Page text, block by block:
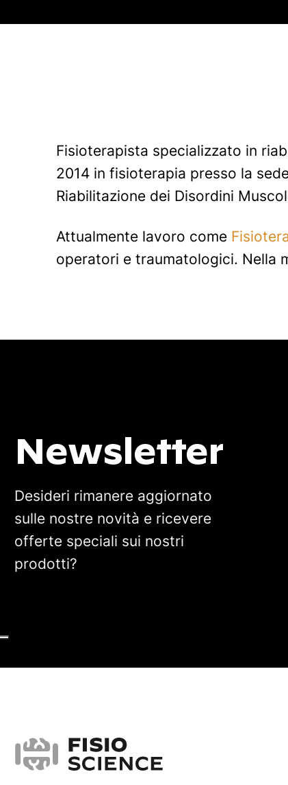
Fisioterapista specializzato in
2014 in fisioterapia presso la
Riabilitazione dei Disordini
Attualmente lavoro come
operatori e traumatologici. Nella
Newsletter
Desideri rimanere aggiornato
sulle nostre novità e ricevere
offerte speciali sui nostri
prodotti?
FisioScience